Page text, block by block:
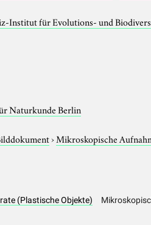
Institut für Evolutions- und
Naturkunde Berlin
›Mikroskopische
(Plastische Objekte)